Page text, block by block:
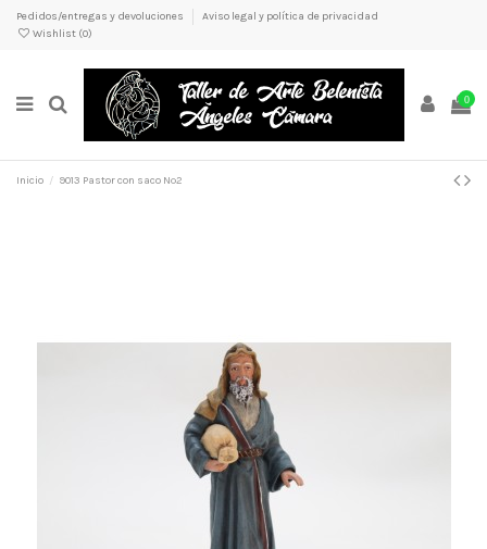
Pedidos/entregas y devoluciones
Aviso legal y política de privacidad
Wishlist (0)
0
Inicio 9013 Pastor con saco Nº2